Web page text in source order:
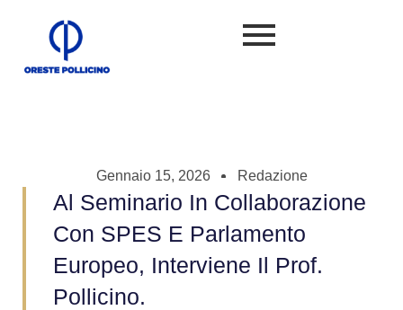
Gennaio 15, 2026 Redazione
Al Seminario In Collaborazione
Con SPES E Parlamento
Europeo, Interviene Il Prof.
Pollicino.